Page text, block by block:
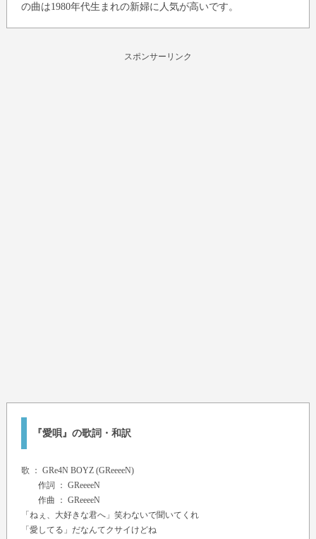
の曲は1980年代生まれの新婦に人気が高いです。
スポンサーリンク
『愛唄』の歌詞・和訳
歌 ： GRe4N BOYZ (GReeeeN)
作詞 ： GReeeeN
作曲 ： GReeeeN
「ねぇ、大好きな君へ」笑わないで聞いてくれ
「愛してる」だなんてクサイけどね